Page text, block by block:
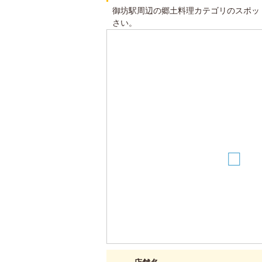
御坊駅周辺の郷土料理カテゴリのスポ
さい。